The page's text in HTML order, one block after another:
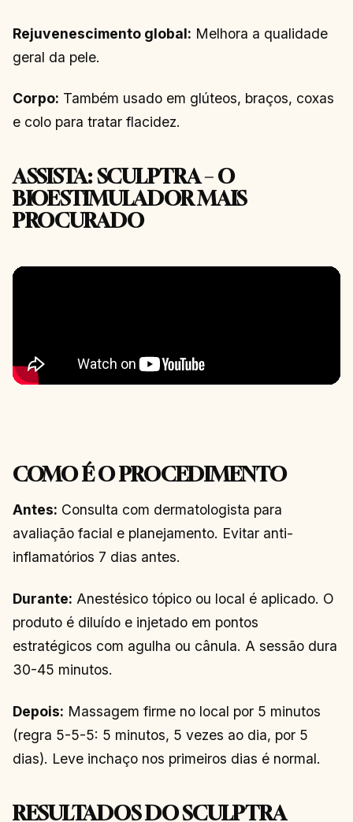
Rejuvenescimento global: Melhora a qualidade
geral da pele.
Corpo: Também usado em glúteos, braços, coxas
e colo para tratar flacidez.
ASSISTA: SCULPTRA – O
BIOESTIMULADOR MAIS
PROCURADO
COMO É O PROCEDIMENTO
Antes: Consulta com dermatologista para
avaliação facial e planejamento. Evitar anti-
inflamatórios 7 dias antes.
Durante: Anestésico tópico ou local é aplicado. O
produto é diluído e injetado em pontos
estratégicos com agulha ou cânula. A sessão dura
30-45 minutos.
Depois: Massagem firme no local por 5 minutos
(regra 5-5-5: 5 minutos, 5 vezes ao dia, por 5
dias). Leve inchaço nos primeiros dias é normal.
RESULTADOS DO SCULPTRA